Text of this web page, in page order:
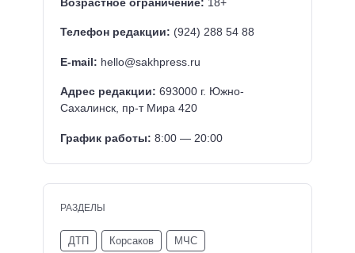
Возрастное ограничение: 18+
Телефон редакции: (924) 288 54 88
E-mail: hello@sakhpress.ru
Адрес редакции: 693000 г. Южно-
Сахалинск, пр-т Мира 420
График работы: 8:00 — 20:00
РАЗДЕЛЫ
ДТП Корсаков МЧС